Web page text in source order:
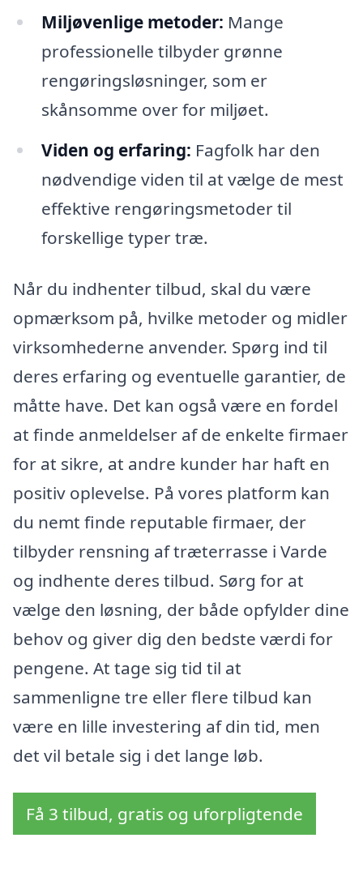
Miljøvenlige metoder: Mange
professionelle tilbyder grønne
rengøringsløsninger, som er
skånsomme over for miljøet.
Viden og erfaring: Fagfolk har den
nødvendige viden til at vælge de mest
effektive rengøringsmetoder til
forskellige typer træ.
Når du indhenter tilbud, skal du være
opmærksom på, hvilke metoder og midler
virksomhederne anvender. Spørg ind til
deres erfaring og eventuelle garantier, de
måtte have. Det kan også være en fordel
at finde anmeldelser af de enkelte firmaer
for at sikre, at andre kunder har haft en
positiv oplevelse. På vores platform kan
du nemt finde reputable firmaer, der
tilbyder rensning af træterrasse i Varde
og indhente deres tilbud. Sørg for at
vælge den løsning, der både opfylder dine
behov og giver dig den bedste værdi for
pengene. At tage sig tid til at
sammenligne tre eller flere tilbud kan
være en lille investering af din tid, men
det vil betale sig i det lange løb.
Få 3 tilbud, gratis og uforpligtende